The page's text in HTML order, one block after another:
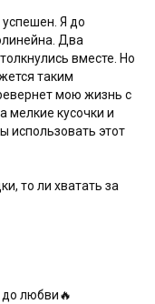
успешен. Я до
Два
вместе. Но
таким
мою жизнь с
мелкие кусочки и
использовать этот
то ли хватать за
до любви🔥